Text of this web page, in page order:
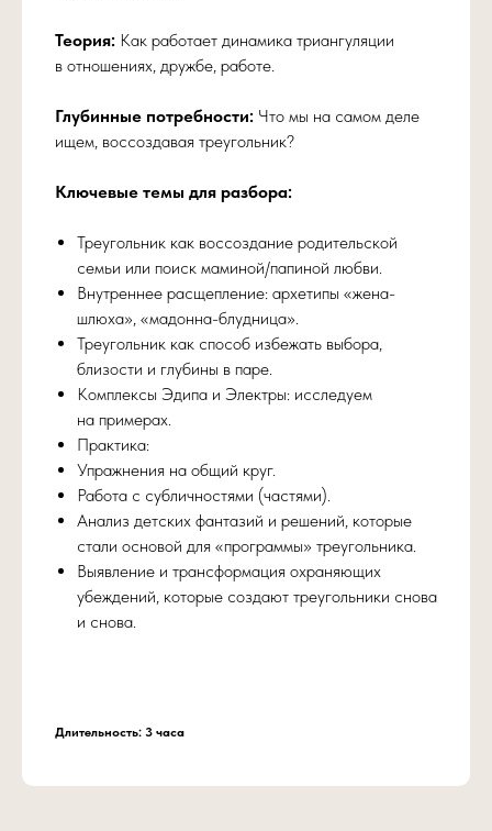
Теория: Как работает динамика триангуляции
в отношениях, дружбе, работе.
Глубинные потребности: Что мы на самом деле
ищем, воссоздавая треугольник?
Ключевые темы для разбора:
Треугольник как воссоздание родительской
семьи или поиск маминой/папиной любви.
Внутреннее расщепление: архетипы «жена-
шлюха», «мадонна-блудница».
Треугольник как способ избежать выбора,
близости и глубины в паре.
Комплексы Эдипа и Электры: исследуем
на примерах.
Практика:
Упражнения на общий круг.
Работа с субличностями (частями).
Анализ детских фантазий и решений, которые
стали основой для «программы» треугольника.
Выявление и трансформация охраняющих
убеждений, которые создают треугольники снова
и снова.
Длительность: 3 часа
Ясность в отношении следующих
сценариев.
Умение держать в порядке свое поле
отношений — ключевой навык для
профессионалов и основа личного
благополучия.